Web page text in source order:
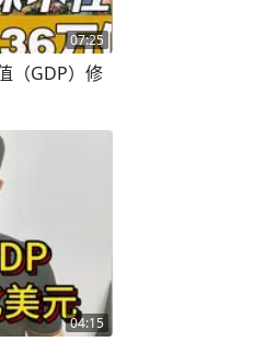
07:25
（GDP）修
04:15